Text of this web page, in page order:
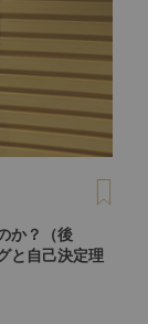
か？（後
と自己決定理